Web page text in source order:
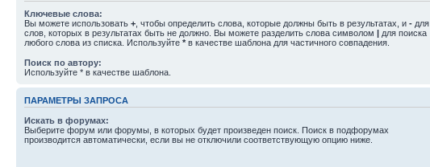
Ключевые слова:
Вы можете использовать + , чтобы определить слова, которые должны быть в результатах, и - для
слов, которых в результатах быть не должно. Вы можете разделить слова символом | для поиска
любого слова из списка. Используйте * в качестве шаблона для частичного совпадения.
Поиск по автору:
Используйте * в качестве шаблона.
ПАРАМЕТРЫ ЗАПРОСА
Искать в форумах:
Выберите форум или форумы, в которых будет произведен поиск. Поиск в подфорумах
производится автоматически, если вы не отключили соответствующую опцию ниже.